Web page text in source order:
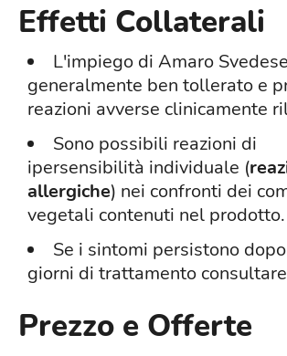
Effetti Collaterali
L'impiego di Amaro
generalmente ben tollerato e
reazioni avverse clinicamente
Sono possibili reazioni di
ipersensibilità individuale (
allergiche) nei confronti dei
vegetali contenuti nel prodotto.
Se i sintomi persistono
giorni di trattamento
Prezzo e Offerte